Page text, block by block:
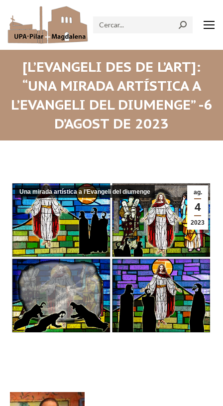
Search:
[L’EVANGELI DES DE L’ART]:
“UNA MIRADA ARTÍSTICA A
L’EVANGELI DEL DIUMENGE” -6
D’AGOST DE 2023
ag.
4
2023
Una mirada artística a l’Evangeli del diumenge